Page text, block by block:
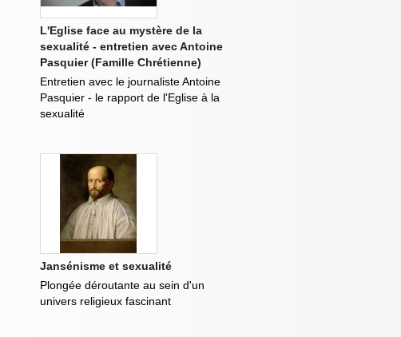
L'Eglise face au mystère de la
sexualité - entretien avec Antoine
Pasquier (Famille Chrétienne)
Entretien avec le journaliste Antoine
Pasquier - le rapport de l'Eglise à la
sexualité
Jansénisme et sexualité
Plongée déroutante au sein d'un
univers religieux fascinant